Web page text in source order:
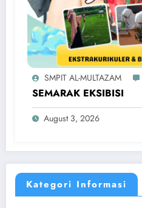
Kategori Informasi
SMPIT AL-MULTAZAM
SEMARAK EKSIBISI
August 3, 2026